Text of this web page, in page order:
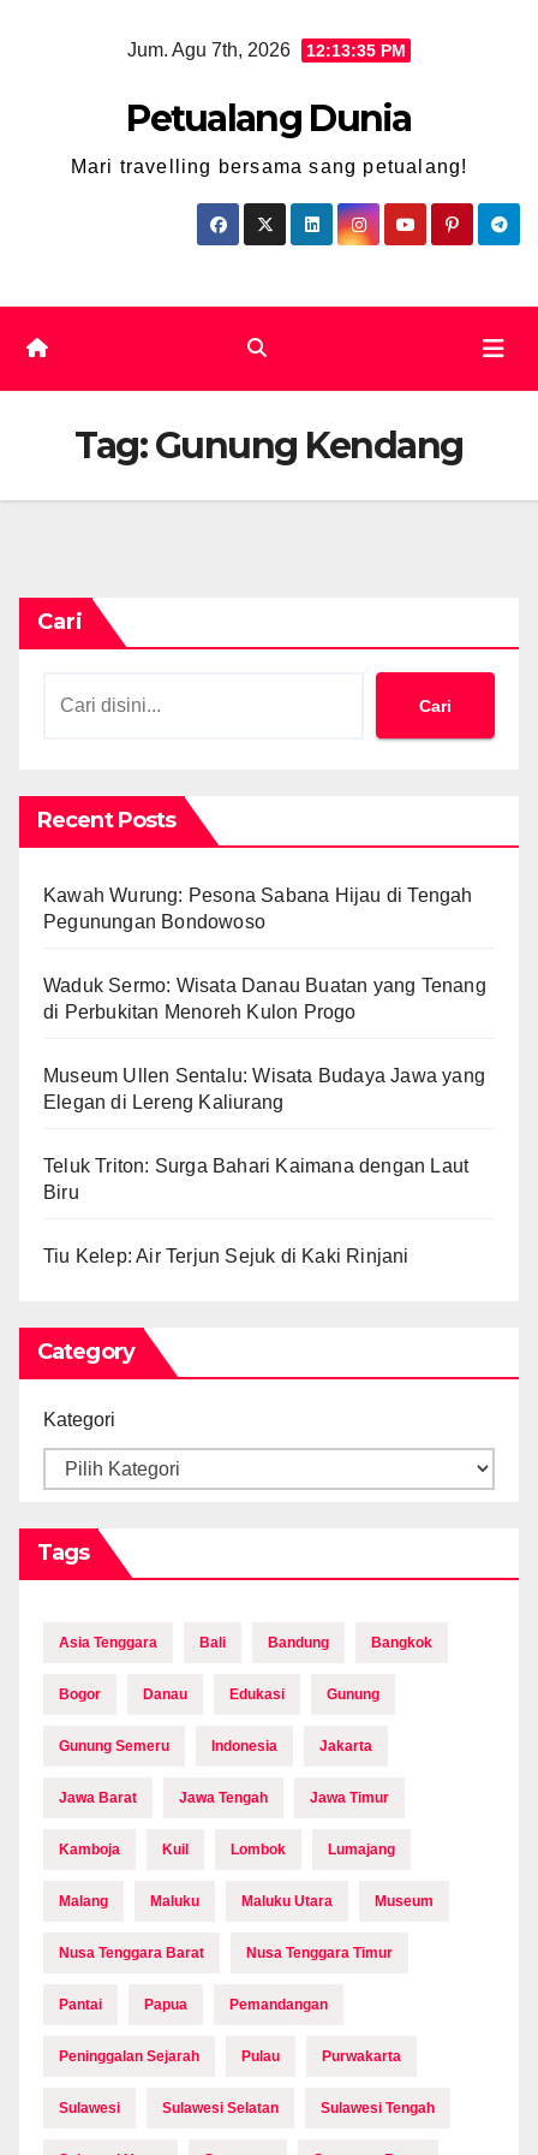
Jum. Agu 7th, 2026 12:13:36 PM
Petualang Dunia
Mari travelling bersama sang petualang!
Tag:Gunung Kendang
Cari
Cari
Recent Posts
Kawah Wurung: Pesona Sabana Hijau di Tengah
Pegunungan Bondowoso
Waduk Sermo: Wisata Danau Buatan yang Tenang
di Perbukitan Menoreh Kulon Progo
Museum Ullen Sentalu: Wisata Budaya Jawa yang
Elegan di Lereng Kaliurang
Teluk Triton: Surga Bahari Kaimana dengan Laut
Biru
Tiu Kelep: Air Terjun Sejuk di Kaki Rinjani
Category
Kategori
Tags
Asia Tenggara Bali Bandung Bangkok
Bogor Danau Edukasi Gunung
Gunung Semeru Indonesia Jakarta
Jawa Barat Jawa Tengah Jawa Timur
Kamboja Kuil Lombok Lumajang
Malang Maluku Maluku Utara Museum
Nusa Tenggara Barat Nusa Tenggara Timur
Pantai Papua Pemandangan
Peninggalan Sejarah Pulau Purwakarta
Sulawesi Sulawesi Selatan Sulawesi Tengah